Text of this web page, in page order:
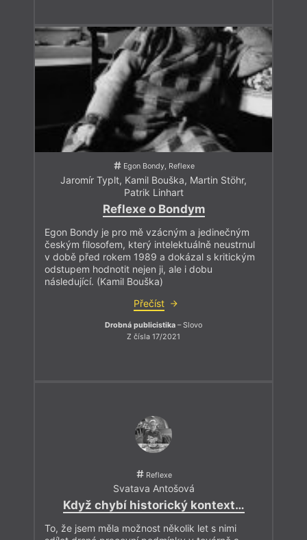
Egon Bondy, Reflexe
Jaromír Typlt, Kamil Bouška, Martin Stöhr,
Patrik Linhart
Reflexe o Bondym
Egon Bondy je pro mě vzácným a jedinečným
českým filosofem, který intelektuálně neustrnul
v době před rokem 1989 a dokázal s kritickým
odstupem hodnotit nejen ji, ale i dobu
následující. (Kamil Bouška)
Přečíst
Drobná publicistika – Slovo
Z čísla 17/2021
Reflexe
Svatava Antošová
Když chybí historický kontext…
To, že jsem měla možnost několik let s nimi